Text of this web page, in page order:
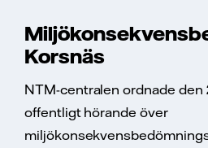
Korsnäs
NTM-centralen ordnade
offentligt hörande över